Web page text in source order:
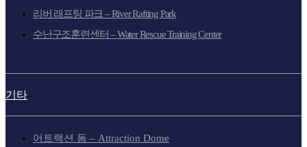
리버 래프팅 파크 – River Rafting Park
수난구조훈련센터 – Water Rescue Training Center
기타
어트랙션 돔 – Attraction Dome